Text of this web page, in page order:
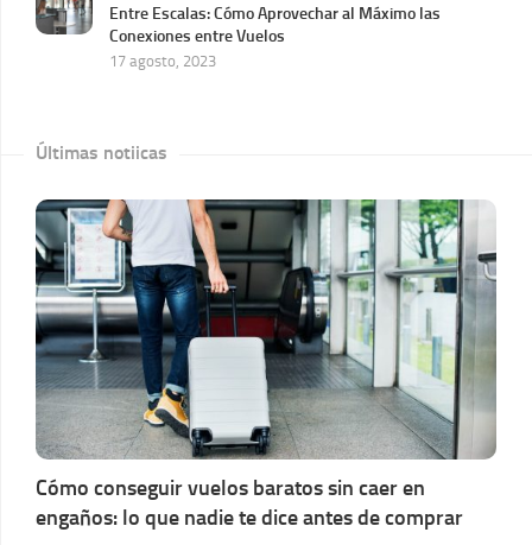
Entre Escalas: Cómo Aprovechar al Máximo las
Conexiones entre Vuelos
17 agosto, 2023
Últimas notiicas
Cómo conseguir vuelos baratos sin caer en
engaños: lo que nadie te dice antes de comprar